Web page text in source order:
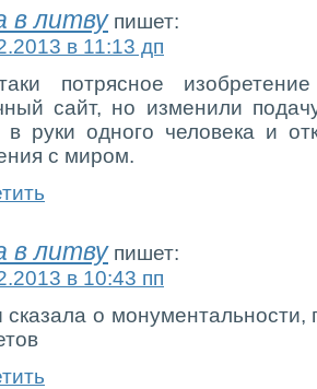
в литву пишет:
в 11:13 дп
потрясное
сайт, но изменили
в руки одного человека и
с миром.
в литву пишет:
в 10:43 пп
о монументальности,